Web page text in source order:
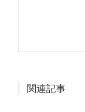
関連記事